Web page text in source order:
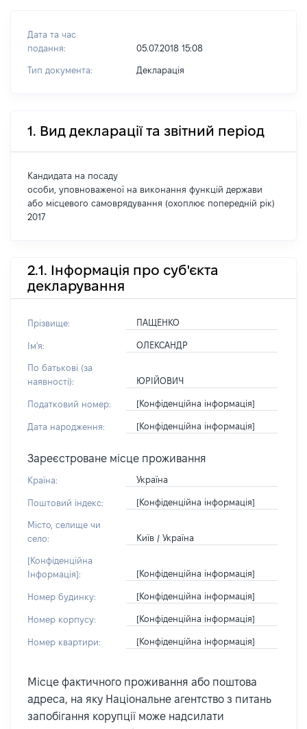
Дата та час
подання:
05.07.2018 15:08
Тип документа: Декларація
1. Вид декларації та звітний період
Кандидата на посаду
особи, уповноваженої на виконання функцій держави
або місцевого самоврядування (охоплює попередній рік)
2017
2.1. Інформація про суб'єкта
декларування
Прізвище: ПАЩЕНКО
Ім'я: ОЛЕКСАНДР
По батькові (за
наявності):
ЮРІЙОВИЧ
Податковий номер: [Конфіденційна інформація]
Дата народження: [Конфіденційна інформація]
Зареєстроване місце проживання
Країна: Україна
Поштовий індекс: [Конфіденційна інформація]
Місто, селище чи
село:
Київ / Україна
[Конфіденційна
Інформація]:
[Конфіденційна інформація]
Номер будинку: [Конфіденційна інформація]
Номер корпусу: [Конфіденційна інформація]
Номер квартири: [Конфіденційна інформація]
Місце фактичного проживання або поштова
адреса, на яку Національне агентство з питань
запобігання корупції може надсилати